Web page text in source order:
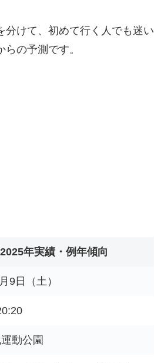
分けて、初めて行く人でも迷い
の予測です。
2025年実績・例年傾向
9日（土）
動公園